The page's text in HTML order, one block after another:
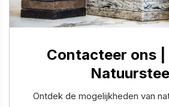
Contacteer ons |
Ontdek de mogelijkheden van